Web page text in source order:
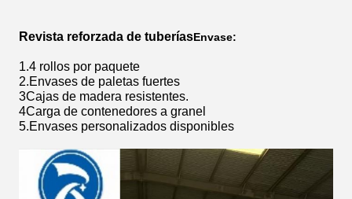
Revista reforzada de tuberíasEnvase:
1.4 rollos por paquete
2.Envases de paletas fuertes
3Cajas de madera resistentes.
4Carga de contenedores a granel
5.Envases personalizados disponibles